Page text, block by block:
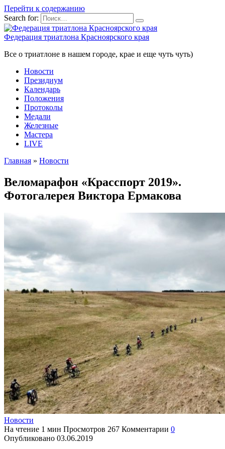
Перейти к содержанию
Search for:
Федерация триатлона Красноярского края
Все о триатлоне в нашем городе, крае и еще чуть чуть)
Новости
Президиум
Календарь
Положения
Протоколы
Медали
Железные
Мастера
LIVE
Главная » Новости
Веломарафон «Красспорт 2019».
Фотогалерея Виктора Ермакова
Новости
На чтение 1 мин Просмотров 267 Комментарии 0
Опубликовано 03.06.2019